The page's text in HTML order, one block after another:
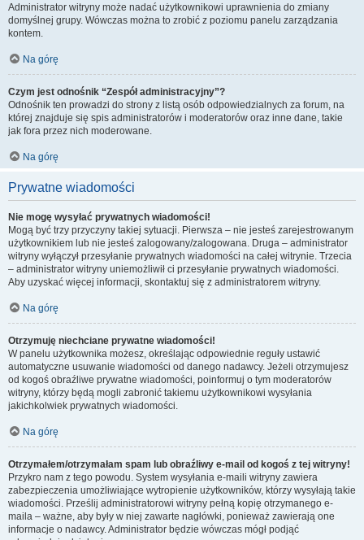
Administrator witryny może nadać użytkownikowi uprawnienia do zmiany
domyślnej grupy. Wówczas można to zrobić z poziomu panelu zarządzania
kontem.
Na górę
Czym jest odnośnik “Zespół administracyjny”?
Odnośnik ten prowadzi do strony z listą osób odpowiedzialnych za forum, na
której znajduje się spis administratorów i moderatorów oraz inne dane, takie
jak fora przez nich moderowane.
Na górę
Prywatne wiadomości
Nie mogę wysyłać prywatnych wiadomości!
Mogą być trzy przyczyny takiej sytuacji. Pierwsza – nie jesteś zarejestrowanym
użytkownikiem lub nie jesteś zalogowany/zalogowana. Druga – administrator
witryny wyłączył przesyłanie prywatnych wiadomości na całej witrynie. Trzecia
– administrator witryny uniemożliwił ci przesyłanie prywatnych wiadomości.
Aby uzyskać więcej informacji, skontaktuj się z administratorem witryny.
Na górę
Otrzymuję niechciane prywatne wiadomości!
W panelu użytkownika możesz, określając odpowiednie reguły ustawić
automatyczne usuwanie wiadomości od danego nadawcy. Jeżeli otrzymujesz
od kogoś obraźliwe prywatne wiadomości, poinformuj o tym moderatorów
witryny, którzy będą mogli zabronić takiemu użytkownikowi wysyłania
jakichkolwiek prywatnych wiadomości.
Na górę
Otrzymałem/otrzymałam spam lub obraźliwy e-mail od kogoś z tej witryny!
Przykro nam z tego powodu. System wysyłania e-maili witryny zawiera
zabezpieczenia umożliwiające wytropienie użytkowników, którzy wysyłają takie
wiadomości. Prześlij administratorowi witryny pełną kopię otrzymanego e-
maila – ważne, aby były w niej zawarte nagłówki, ponieważ zawierają one
informacje o nadawcy. Administrator będzie wówczas mógł podjąć